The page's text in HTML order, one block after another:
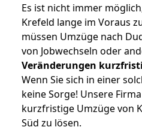
Es ist nicht immer
Krefeld lange im Voraus
müssen Umzüge nach
von Jobwechseln oder
Veränderungen
Wenn Sie sich in einer
keine Sorge! Unsere
kurzfristige Umzüge von
Süd zu lösen.